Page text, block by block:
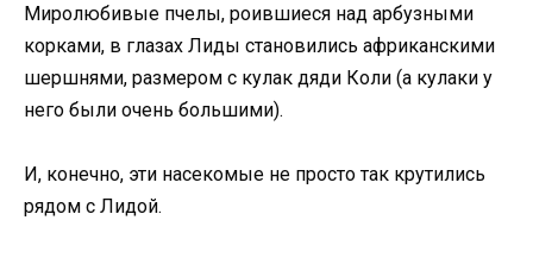
Миролюбивые пчелы, роившиеся над арбузными
корками, в глазах Лиды становились африканскими
шершнями, размером с кулак дяди Коли (а кулаки у
него были очень большими).
И, конечно, эти насекомые не просто так крутились
рядом с Лидой.